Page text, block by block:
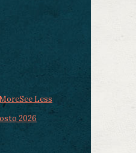
See Less
2026